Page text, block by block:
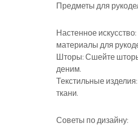
Предметы для
Настенное
материалы для
Шторы: Сшейте
деним.
Текстильные
ткани.
Советы по дизайну: